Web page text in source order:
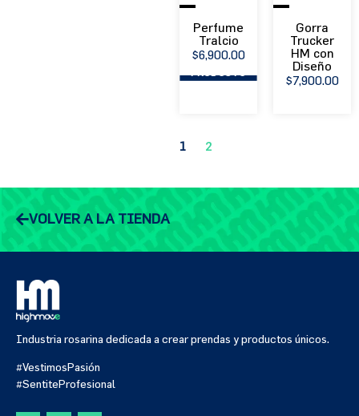
EXPLORAR
Perfume
Tralcio
$6,900.00
EXPLORAR
PRODUCTO
Gorra
Trucker
HM con
Diseño
$7,900.00
1 2
VOLVER A LA TIENDA
Industria rosarina dedicada a crear prendas y productos únicos.
#VestimosPasión
#SentiteProfesional